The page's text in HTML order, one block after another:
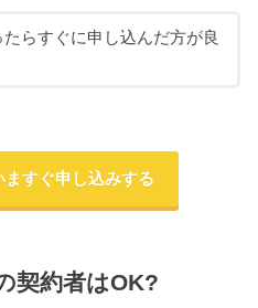
らすぐに申し込んだ方が良
ますぐ申し込みする
契約者はOK?